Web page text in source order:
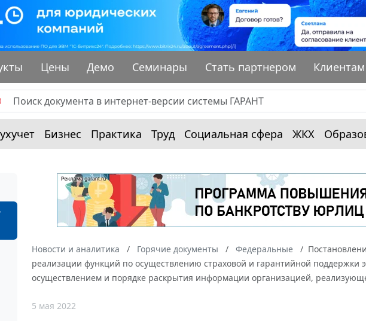
Цены Демо Семинары Стать партнером Клиентам
Бизнес Практика Труд Социальная сфера ЖКХ
Новости и аналитика Горячие документы Федеральные
реализации функций по осуществлению страховой и гарантийной поддержки
осуществлением и порядке раскрытия информации организацией,
5 мая 2022